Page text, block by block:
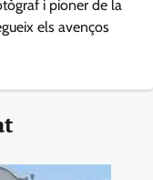
i pioner de la
els avenços